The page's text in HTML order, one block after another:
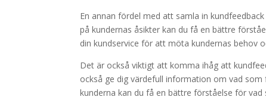
En annan fördel med att samla in
på kundernas åsikter kan du få en bättre
din kundservice för att möta kundernas behov
Det är också viktigt att komma ihåg att
också ge dig värdefull information om vad
kunderna kan du få en bättre förståelse för